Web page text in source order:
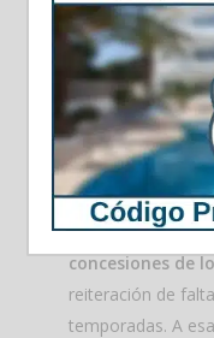
estatal exige
mantener el
resultado: los
a incumplir una
elijan obedecer.
El Govern balear,
informe jurídico
concesiones de
reiteración de
temporadas. A